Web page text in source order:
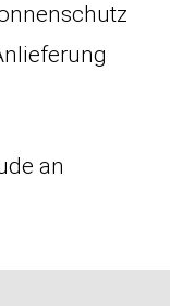
an